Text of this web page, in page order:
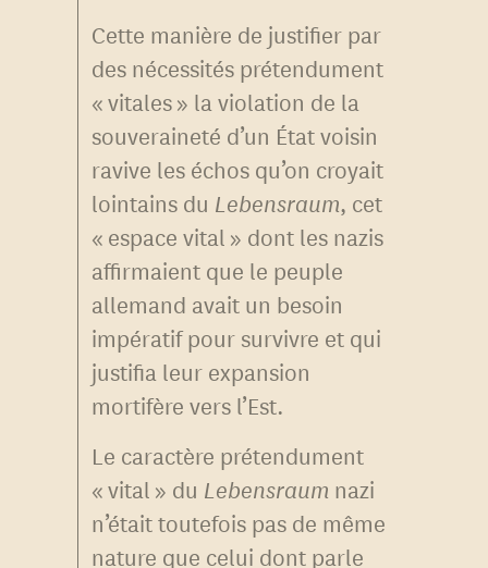
Cette manière de justifier par
des nécessités prétendument
« vitales » la violation de la
souveraineté d’un État voisin
ravive les échos qu’on croyait
lointains du Lebensraum, cet
« espace vital » dont les nazis
affirmaient que le peuple
allemand avait un besoin
impératif pour survivre et qui
justifia leur expansion
mortifère vers l’Est.
Le caractère prétendument
« vital » du Lebensraum nazi
n’était toutefois pas de même
nature que celui dont parle